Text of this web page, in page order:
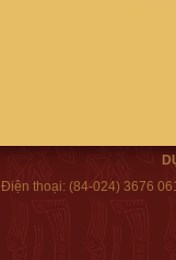
Điện thoại: (84-024) 3676